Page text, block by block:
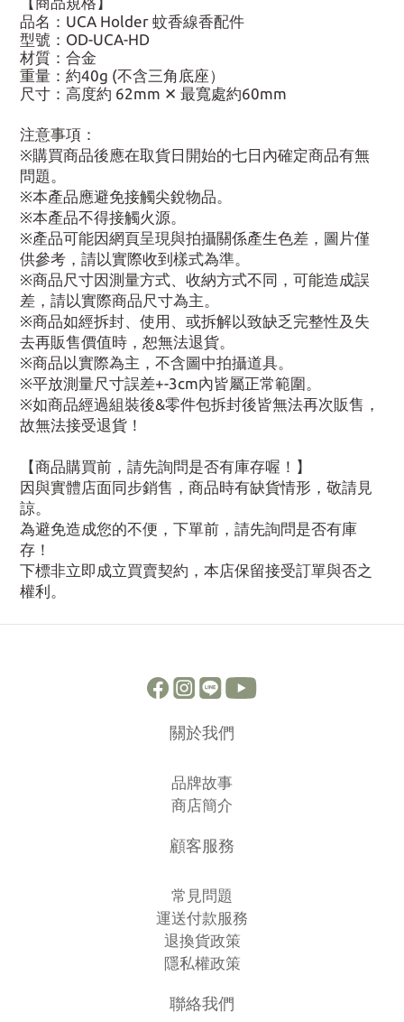
品名：UCA Holder 蚊香線香配件
型號：OD-UCA-HD
材質：合金
重量：約40g (不含三角底座）
尺寸：高度約 62mm ✕ 最寬處約60mm
注意事項：
※購買商品後應在取貨日開始的七日內確定商品有無
問題。
※本產品應避免接觸尖銳物品。
※本產品不得接觸火源。
※產品可能因網頁呈現與拍攝關係產生色差，圖片僅
供參考，請以實際收到樣式為準。
※商品尺寸因測量方式、收納方式不同，可能造成誤
差，請以實際商品尺寸為主。
※商品如經拆封、使用、或拆解以致缺乏完整性及失
去再販售價值時，恕無法退貨。
※商品以實際為主，不含圖中拍攝道具。
※平放測量尺寸誤差+-3cm內皆屬正常範圍。
※如商品經過組裝後&零件包拆封後皆無法再次販售，
故無法接受退貨！
【商品購買前，請先詢問是否有庫存喔！】
因與實體店面同步銷售，商品時有缺貨情形，敬請見
諒。
為避免造成您的不便，下單前，請先詢問是否有庫
存！
下標非立即成立買賣契約，本店保留接受訂單與否之
權利。
關於我們
品牌故事
商店簡介
顧客服務
常見問題
運送付款服務
退換貨政策
隱私權政策
聯絡我們